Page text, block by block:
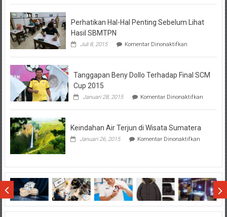
Perhatikan Hal-Hal Penting Sebelum Lihat
Hasil SBMTPN
Juli 8, 2015 Komentar Dinonaktifkanpada
Hal-
Penting
Hasil
Tanggapan Beny Dollo Terhadap Final SCM
Cup 2015
Januari 28, 2015 Komentar Dinonaktifkanpada
Beny
Keindahan Air Terjun di Wisata Sumatera
Januari 26, 2015 Komentar Dinonaktifkanpada
di
Wisata
Sumatera